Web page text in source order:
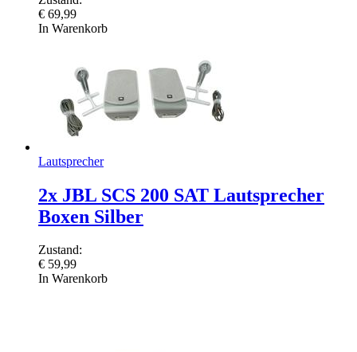
€ 69,99
In Warenkorb
Lautsprecher
2x JBL SCS 200 SAT Lautsprecher
Boxen Silber
Zustand:
€ 59,99
In Warenkorb